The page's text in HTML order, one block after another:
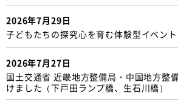
2026年7月29日
子どもたちの探究心を育む体験型イベン
2026年7月27日
国土交通省 近畿地方整備局・中国地方整
けました（下戸田ランプ橋、生石川橋）